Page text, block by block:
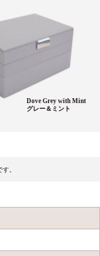
Dove Grey with Mint
グレー＆ミント
。